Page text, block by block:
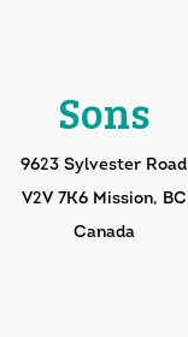
Sons
9623 Sylvester Road
V2V 7K6 Mission, BC
Canada